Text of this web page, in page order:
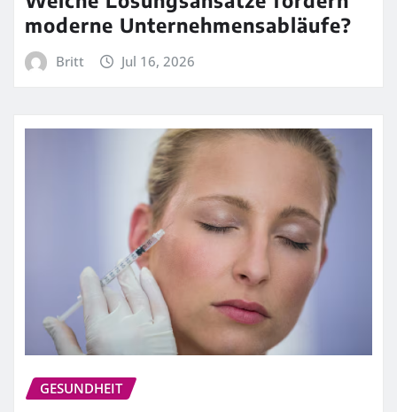
moderne Unternehmensabläufe?
Britt Jul 16, 2026
GESUNDHEIT